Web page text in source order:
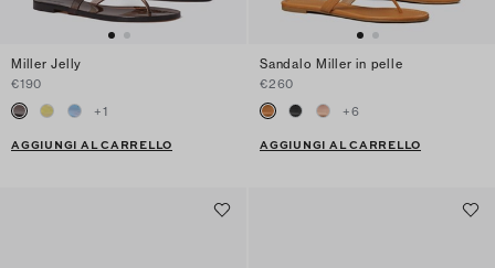
Miller Jelly
€190
+1
AGGIUNGI AL CARRELLO
Sandalo Miller in pelle
€260
+6
AGGIUNGI AL CARRELLO